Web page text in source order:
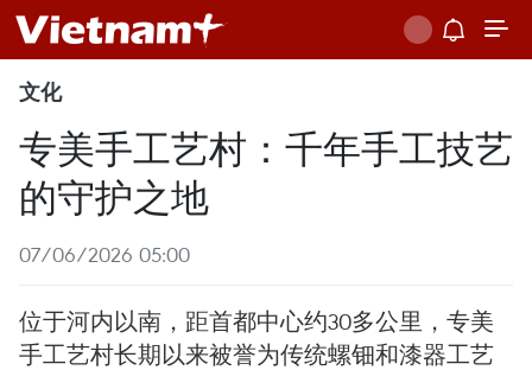
文化
专美手工艺村：千年手工技艺
的守护之地
07/06/2026 05:00
位于河内以南，距首都中心约30多公里，专美
手工艺村长期以来被誉为传统螺钿和漆器工艺